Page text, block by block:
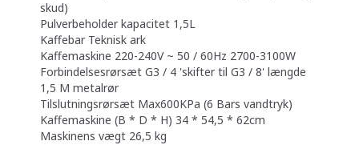
skud)
Pulverbeholder kapacitet 1,5L
Kaffebar Teknisk ark
Kaffemaskine 220-240V ~ 50 / 60Hz 2700-3100W
Forbindelsesrørsæt G3 / 4 'skifter til G3 / 8' længde
1,5 M metalrør
Tilslutningsrørsæt Max600KPa (6 Bars vandtryk)
Kaffemaskine (B * D * H) 34 * 54,5 * 62cm
Maskinens vægt 26,5 kg